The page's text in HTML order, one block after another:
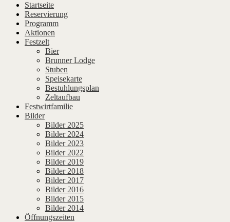
Startseite
Reservierung
Programm
Aktionen
Festzelt
Bier
Brunner Lodge
Stuben
Speisekarte
Bestuhlungsplan
Zeltaufbau
Festwirtfamilie
Bilder
Bilder 2025
Bilder 2024
Bilder 2023
Bilder 2022
Bilder 2019
Bilder 2018
Bilder 2017
Bilder 2016
Bilder 2015
Bilder 2014
Öffnungszeiten